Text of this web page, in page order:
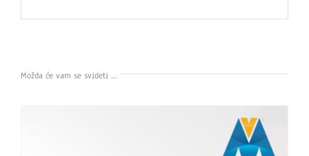
Možda će vam se svideti …